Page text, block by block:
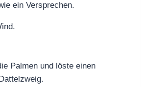
ein Versprechen.
Palmen und löste einen